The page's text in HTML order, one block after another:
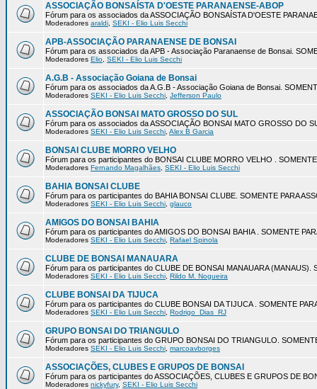
ASSOCIAÇÃO BONSAÍSTA D'OESTE PARANAENSE-ABOP
Fórum para os associados da ASSOCIAÇÃO BONSAÍSTA D'OESTE
Moderadores araldi SEKI - Elio Luis Secchi
APB-ASSOCIAÇÃO PARANAENSE DE BONSAI
Fórum para os associados da APB - Associação Paranaense de Bonsai.
Moderadores Elio SEKI - Elio Luis Secchi
A.G.B - Associação Goiana de Bonsai
Fórum para os associados da A.G.B - Associação Goiana de Bonsai.
Moderadores SEKI - Elio Luis Secchi Jefferson Paulo
ASSOCIAÇÃO BONSAI MATO GROSSO DO SUL
Fórum para os associados da ASSOCIAÇÃO BONSAI MATO GROSSO DO
Moderadores SEKI - Elio Luis Secchi Alex B Garcia
BONSAI CLUBE MORRO VELHO
Fórum para os participantes do BONSAI CLUBE MORRO VELHO .
Moderadores Fernando Magalhães SEKI - Elio Luis Secchi
BAHIA BONSAI CLUBE
Fórum para os participantes do BAHIA BONSAI CLUBE. SOMENTE PARA
Moderadores SEKI - Elio Luis Secchi glauco
AMIGOS DO BONSAI BAHIA
Fórum para os participantes do AMIGOS DO BONSAI BAHIA . SOMENTE
Moderadores SEKI - Elio Luis Secchi Rafael Spinola
CLUBE DE BONSAI MANAUARA
Fórum para os participantes do CLUBE DE BONSAI MANAUARA (MANAUS).
Moderadores SEKI - Elio Luis Secchi Rildo M. Nogueira
CLUBE BONSAI DA TIJUCA
Fórum para os participantes do CLUBE BONSAI DA TIJUCA . SOMENTE
Moderadores SEKI - Elio Luis Secchi Rodrigo_Dias_RJ
GRUPO BONSAI DO TRIANGULO
Fórum para os participantes do GRUPO BONSAI DO TRIANGULO.
Moderadores SEKI - Elio Luis Secchi marcoavborges
ASSOCIAÇÕES, CLUBES E GRUPOS DE BONSAI
Fórum para os participantes do ASSOCIAÇÕES, CLUBES E GRUPOS DE
Moderadores nickyfury, SEKI - Elio Luis Secchi